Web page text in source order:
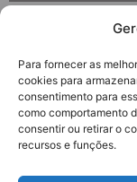
Para fornecer as
cookies para
consentimento para
como comportamento
consentir ou retirar o
recursos e funções.
Av.